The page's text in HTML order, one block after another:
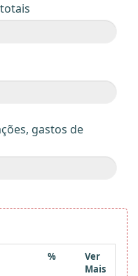
gastos de
%
Ver
Mais